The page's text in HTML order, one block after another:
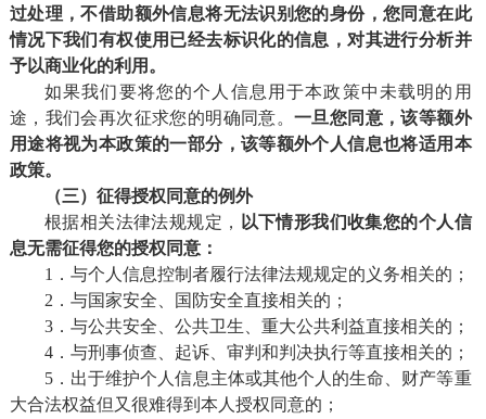
过处理，不借助额外信息将无法识别您的身份，您同意在此
情况下我们有权使用已经去标识化的信息，对其进行分析并
予以商业化的利用。
如果我们要将您的个人信息用于本政策中未载明的用
途，我们会再次征求您的明确同意。一旦您同意，该等额外
用途将视为本政策的一部分，该等额外个人信息也将适用本
政策。
（三） 征得授权同意的例外
根据相关法律法规规定，
以下情形我们收集您的个人信
息无需征得您的授权同意：
1．与个人信息控制者履行法律法规规定的义务相关的；
2．与国家安全、国防安全直接相关的；
3．与公共安全、公共卫生、重大公共利益直接相关的；
4．与刑事侦查、起诉、审判和判决执行等直接相关的；
5．出于维护个人信息主体或其他个人的生命、财产等重
大合法权益但又很难得到本人授权同意的；